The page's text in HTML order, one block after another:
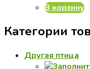
В корзину
Категории
Другая птица